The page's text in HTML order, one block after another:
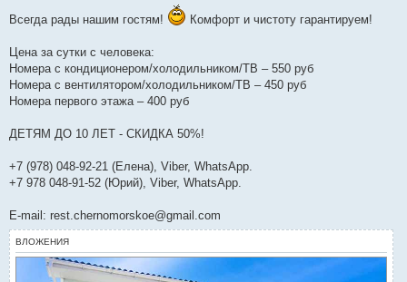
Всегда рады нашим гостям! Комфорт и чистоту гарантируем!
Цена за сутки с человека:
Номера с кондиционером/холодильником/ТВ – 550 руб
Номера с вентилятором/холодильником/ТВ – 450 руб
Номера первого этажа – 400 руб
ДЕТЯМ ДО 10 ЛЕТ - СКИДКА 50%!
+7 (978) 048-92-21 (Елена), Viber, WhatsApp.
+7 978 048-91-52 (Юрий), Viber, WhatsApp.
E-mail: rest.chernomorskoe@gmail.com
ВЛОЖЕНИЯ